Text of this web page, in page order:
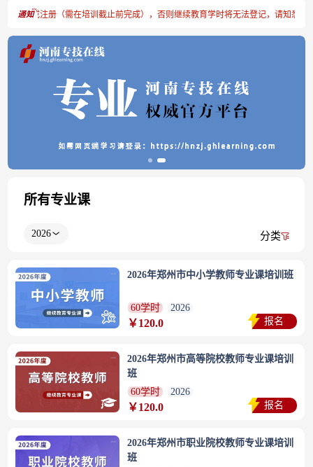
完成注册（需在培训截止前完成），否则继续教育学时将无法登记，请知悉！
所有专业课
2026 分类
2026年郑州市中小学教师专业课培训班
60学时 2026
￥120.0 报名
2026年郑州市高等院校教师专业课培训
班
60学时
2026
￥120.0 报名
2026年郑州市职业院校教师专业课培训
班